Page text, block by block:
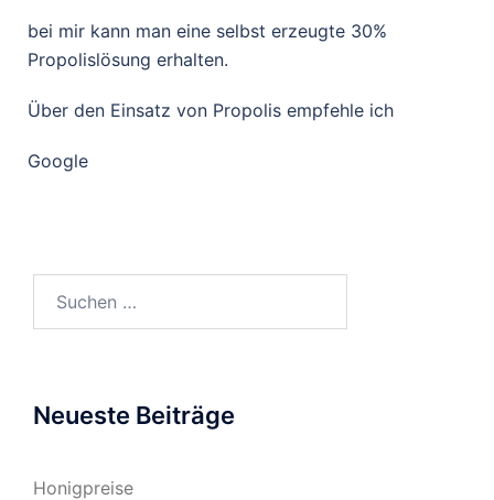
bei mir kann man eine selbst erzeugte 30%
Propolislösung erhalten.
Über den Einsatz von Propolis empfehle ich
Google
Neueste Beiträge
Honigpreise